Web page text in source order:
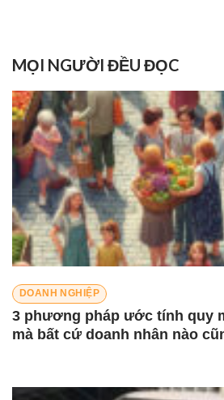
MỌI NGƯỜI ĐỀU ĐỌC
DOANH NGHIỆP
3 phương pháp ước tính quy
mà bất cứ doanh nhân nào